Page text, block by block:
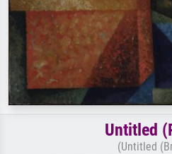
Untitled
(Untitled